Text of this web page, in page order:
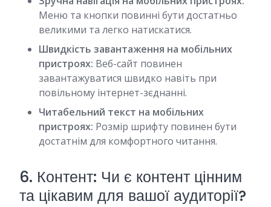
Меню та кнопки повинні бути достатньо
великими та легко натискатися.
Швидкість завантаження на мобільних
пристроях: Веб-сайт повинен
завантажуватися швидко навіть при
повільному інтернет-зєднанні.
Читабельний текст на мобільних
пристроях: Розмір шрифту повинен бути
достатнім для комфортного читання.
6. Контент: Чи є контент цінним
та цікавим для вашої аудиторії?